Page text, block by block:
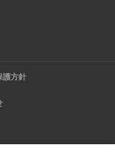
護方針